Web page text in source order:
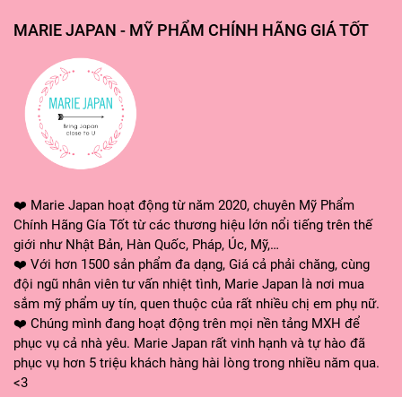
MARIE JAPAN - MỸ PHẨM CHÍNH HÃNG GIÁ TỐT
❤️ Marie Japan hoạt động từ năm 2020, chuyên Mỹ Phẩm
Chính Hãng Gía Tốt từ các thương hiệu lớn nổi tiếng trên thế
giới như Nhật Bản, Hàn Quốc, Pháp, Úc, Mỹ,…
❤️ Với hơn 1500 sản phẩm đa dạng, Giá cả phải chăng, cùng
đội ngũ nhân viên tư vấn nhiệt tình, Marie Japan là nơi mua
sắm mỹ phẩm uy tín, quen thuộc của rất nhiều chị em phụ nữ.
❤️ Chúng mình đang hoạt động trên mọi nền tảng MXH để
phục vụ cả nhà yêu. Marie Japan rất vinh hạnh và tự hào đã
phục vụ hơn 5 triệu khách hàng hài lòng trong nhiều năm qua.
<3